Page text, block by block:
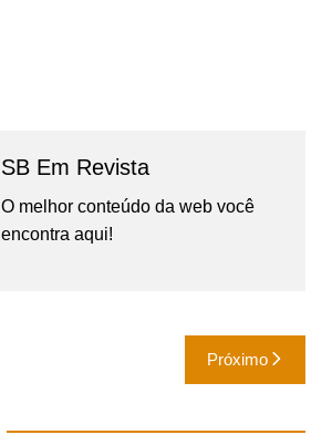
SB Em Revista
O melhor conteúdo da web você
encontra aqui!
Próximo